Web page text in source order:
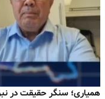
همیاری؛ سنگر حقیقت در